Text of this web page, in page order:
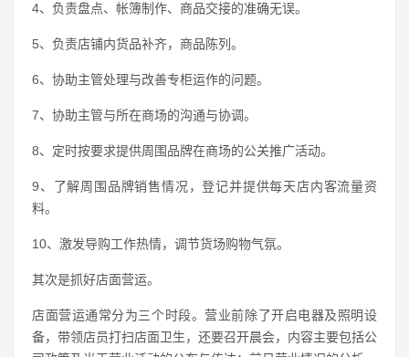
4、负责盘点、帐簿制作、商品交接的准确无误。
5、负责店铺内货品补齐，商品陈列。
6、协助主管处理与改善专柜运作的问题。
7、协助主管与所在商场的沟通与协调。
8、定时按要求提供周围品牌在商场的公关推广活动。
9、了解周围品牌销售情况，登记并提供每天店内客流量资
料。
10、激发导购工作热情，调节货场购物气氛。
其次是抓好店面营运。
店面营运通常分为三个时段。营业前除了开启电器及照明设
备，带领店员打扫店面卫生，还要召开晨会，内容主要包括公